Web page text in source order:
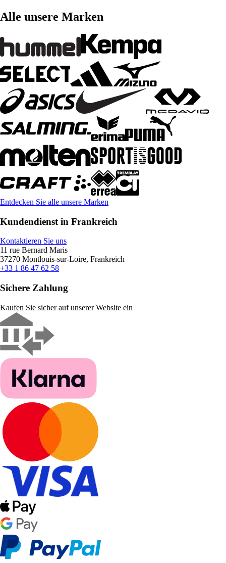
Alle unsere Marken
Entdecken Sie alle unsere Marken
Kundendienst in Frankreich
Kontaktieren Sie uns
11 rue Bernard Maris
37270 Montlouis-sur-Loire, Frankreich
+33 1 86 47 62 58
Sichere Zahlung
Kaufen Sie sicher auf unserer Website ein